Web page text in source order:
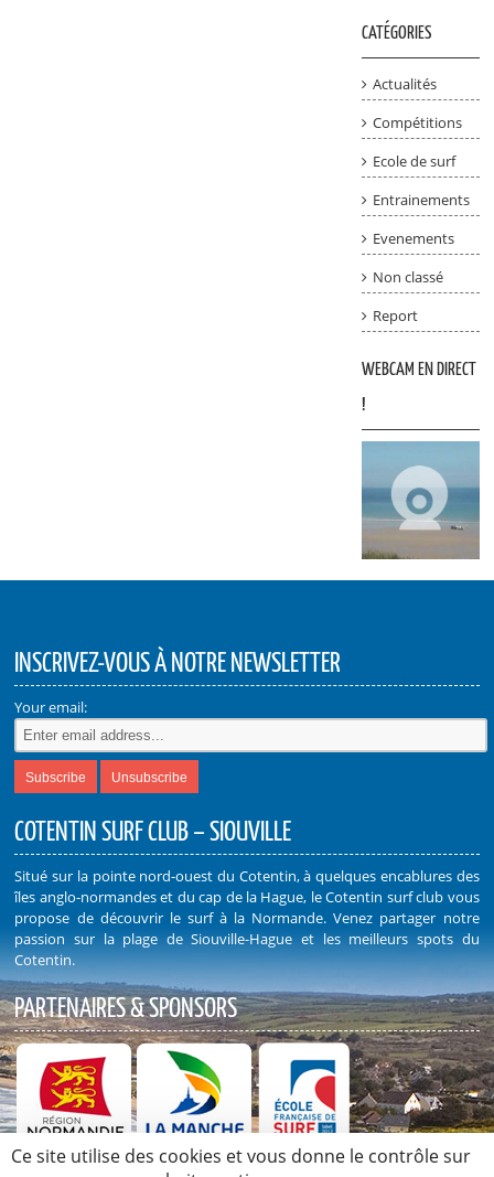
CATÉGORIES
Actualités
Compétitions
Ecole de surf
Entrainements
Evenements
Non classé
Report
WEBCAM EN DIRECT
!
INSCRIVEZ-VOUS À NOTRE NEWSLETTER
Your email:
COTENTIN SURF CLUB – SIOUVILLE
Situé sur la pointe nord-ouest du Cotentin, à quelques encablures des
îles anglo-normandes et du cap de la Hague, le Cotentin surf club vous
propose de découvrir le surf à la Normande. Venez partager notre
passion sur la plage de Siouville-Hague et les meilleurs spots du
Cotentin.
PARTENAIRES & SPONSORS
Découvrez nos Partenaires et Sponsors
Ce site utilise des cookies et vous donne le contrôle sur